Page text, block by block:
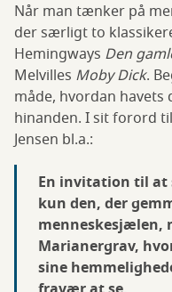
Når man tænker på
der særligt to
Hemingways Den
Melvilles Moby Dick.
måde, hvordan
hinanden. I sit forord til
Jensen bl.a.:
En invitation til at
kun den, der
menneskesjælen,
Marianergrav,
sine